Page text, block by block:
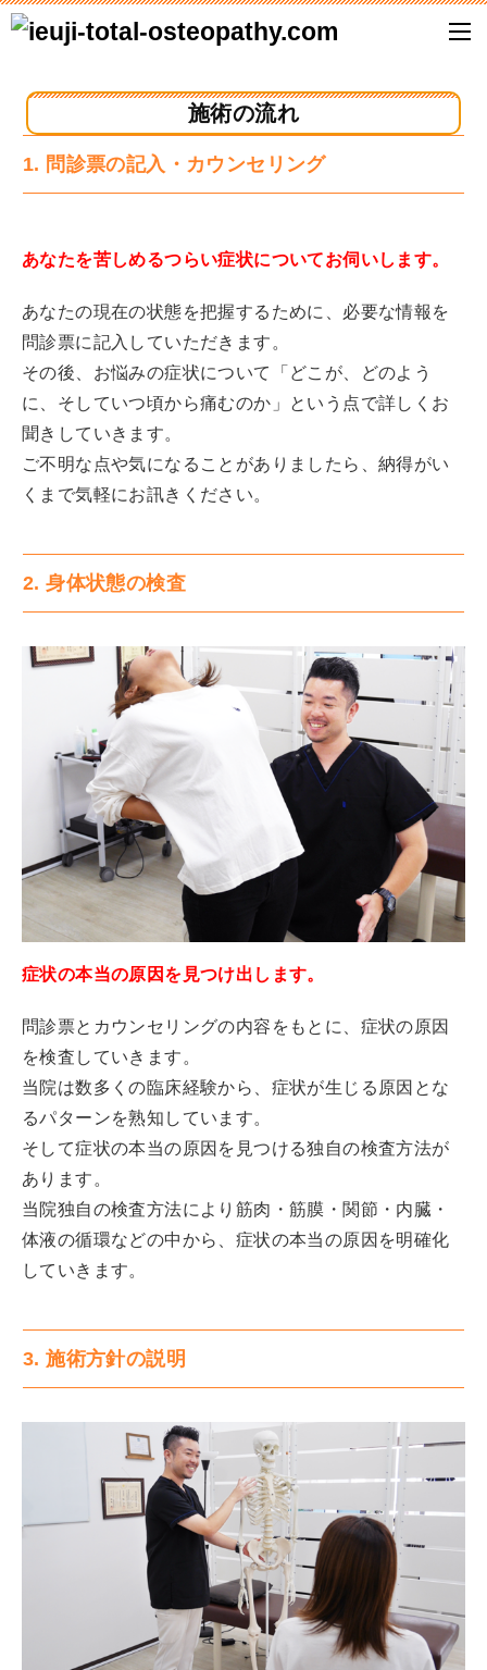
施術の流れ
1. 問診票の記入・カウンセリング
あなたを苦しめるつらい症状についてお伺いします。
あなたの現在の状態を把握するために、必要な情報を
問診票に記入していただきます。
その後、お悩みの症状について「どこが、どのよう
に、そしていつ頃から痛むのか」という点で詳しくお
聞きしていきます。
ご不明な点や気になることがありましたら、納得がい
くまで気軽にお訊きください。
2. 身体状態の検査
症状の本当の原因を見つけ出します。
問診票とカウンセリングの内容をもとに、症状の原因
を検査していきます。
当院は数多くの臨床経験から、症状が生じる原因とな
るパターンを熟知しています。
そして症状の本当の原因を見つける独自の検査方法が
あります。
当院独自の検査方法により筋肉・筋膜・関節・内臓・
体液の循環などの中から、症状の本当の原因を明確化
していきます。
3. 施術方針の説明